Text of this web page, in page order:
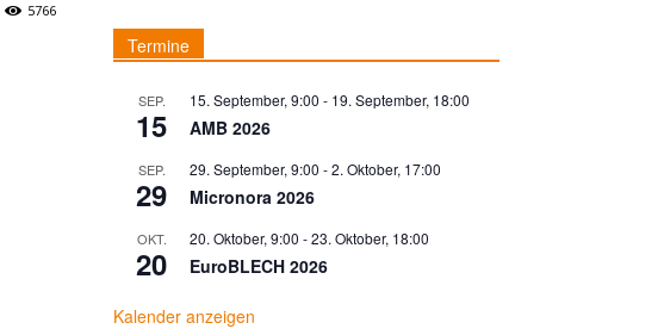
5766
Termine
SEP.
15
15. September, 9:00 - 19. September, 18:00
AMB 2026
SEP.
29
29. September, 9:00 -2. Oktober, 17:00
Micronora 2026
OKT.
20
20. Oktober, 9:00 -23. Oktober, 18:00
EuroBLECH 2026
Kalender anzeigen